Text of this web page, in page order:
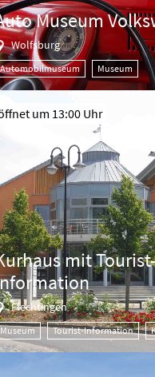
Museum
Wolfsburg
Automobilmuseum Museum
um 13:00 Uhr
mit Tourist-
Flechtingen
Museum Tourist-Information